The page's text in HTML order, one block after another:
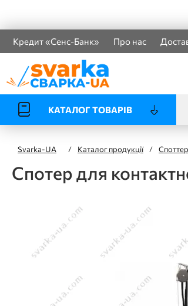
Кредит «Сенс-Банк» Про нас
КАТАЛОГ ТОВАРІВ
Svarka-UA / Каталог продукції /
Спотер для